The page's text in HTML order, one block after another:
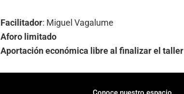
Facilitador: Miguel Vagalume
Aforo limitado
Aportación económica libre al finalizar el taller